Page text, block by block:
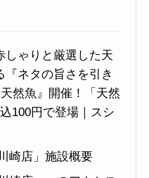
しゃりと厳選した天
ネタの旨さを引き
然魚』開催！「天然
100円で登場｜スシ
崎店」施設概要